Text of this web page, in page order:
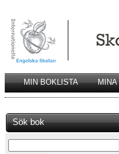
MIN BOKLISTA MINA
Sök bok